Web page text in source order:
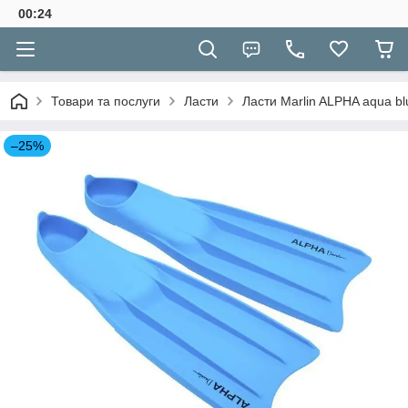
00:24
Товари та послуги Ласти Ласти Marlin ALPHA aqua
–25%